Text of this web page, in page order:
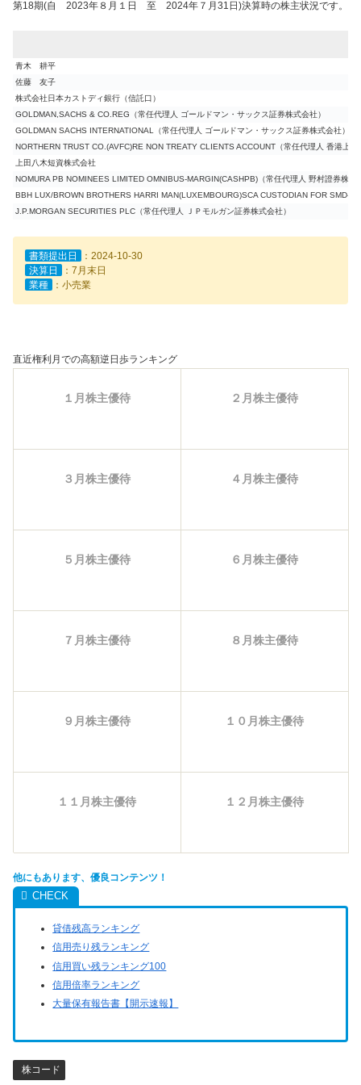
第18期(自 2023年８月１日 至 2024年７月31日)決算時の株主状況です。
青木 耕平
佐藤 友子
株式会社日本カストディ銀行（信託口）
GOLDMAN,SACHS & CO.REG（常任代理人 ゴールドマン・サックス証券株式会社）
GOLDMAN SACHS INTERNATIONAL（常任代理人 ゴールドマン・サックス証券株式会社）
NORTHERN TRUST CO.(AVFC)RE NON TREATY CLIENTS ACCOUNT（常任代理人 香港上
上田八木短資株式会社
NOMURA PB NOMINEES LIMITED OMNIBUS-MARGIN(CASHPB)（常任代理人 野村證券株式
BBH LUX/BROWN BROTHERS HARRI MAN(LUXEMBOURG)SCA CUSTODIAN FOR SMD-
J.P.MORGAN SECURITIES PLC（常任代理人 ＪＰモルガン証券株式会社）
書類提出日
：2024-10-30
決算日
：7月末日
業種
：小売業
直近権利月での高額逆日歩ランキング
１月株主優待 ２月株主優待
３月株主優待 ４月株主優待
５月株主優待 ６月株主優待
７月株主優待 ８月株主優待
９月株主優待 １０月株主優待
１１月株主優待 １２月株主優待
他にもあります、優良コンテンツ！
貸借残高ランキング
信用売り残ランキング
信用買い残ランキング100
信用倍率ランキング
大量保有報告書【開示速報】
株コード